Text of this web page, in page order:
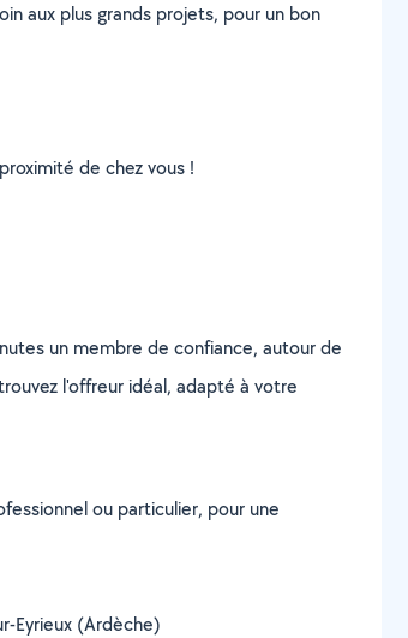
aux plus grands projets, pour un bon
de chez vous !
un membre de confiance, autour de
l'offreur idéal, adapté à votre
ou particulier, pour une
Eyrieux (Ardèche)